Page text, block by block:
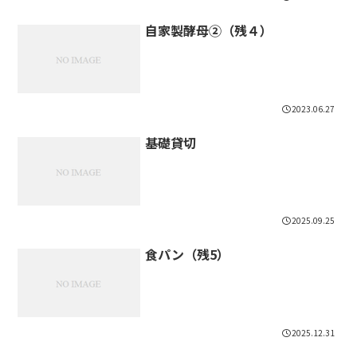
自家製酵母②（残４）
2023.06.27
基礎貸切
2025.09.25
食パン（残5）
2025.12.31